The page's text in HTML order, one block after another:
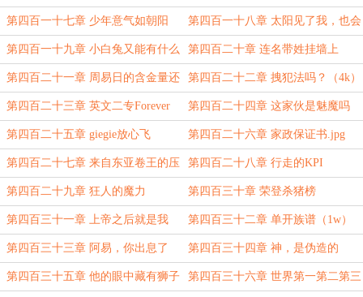
第四百一十七章 少年意气如朝阳 第四百一十八章 太阳见了我，也会
躲着我（4k）
第四百一十九章 小白兔又能有什么
坏心眼呢（4k）
第四百二十章 连名带姓挂墙上
第四百二十一章 周易日的含金量还
在上升（4k）
第四百二十二章 拽犯法吗？（4k）
第四百二十三章 英文二专Forever
young（永远年轻）
第四百二十四章 这家伙是魅魔吗
第四百二十五章 giegie放心飞 第四百二十六章 家政保证书.jpg
第四百二十七章 来自东亚卷王的压
迫感
第四百二十八章 行走的KPI
第四百二十九章 狂人的魔力 第四百三十章 荣登杀猪榜
第四百三十一章 上帝之后就是我 第四百三十二章 单开族谱（1w）
第四百三十三章 阿易，你出息了
（4k）
第四百三十四章 神，是伪造的
第四百三十五章 他的眼中藏有狮子 第四百三十六章 世界第一第二第三